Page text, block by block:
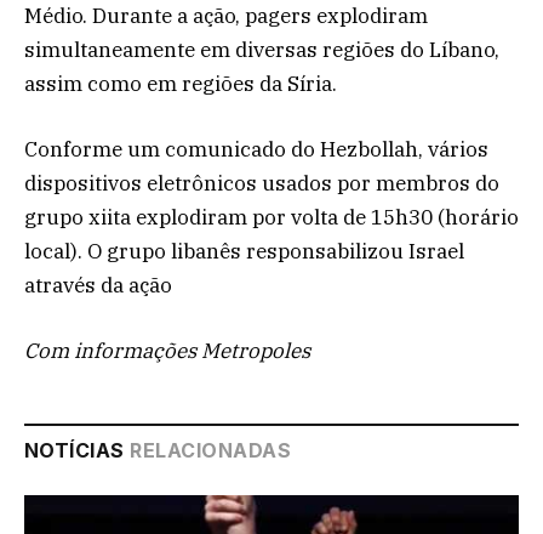
Médio. Durante a ação, pagers explodiram
simultaneamente em diversas regiões do Líbano,
assim como em regiões da Síria.
Conforme um comunicado do Hezbollah, vários
dispositivos eletrônicos usados por membros do
grupo xiita explodiram por volta de 15h30 (horário
local). O grupo libanês responsabilizou Israel
através da ação
Com informações Metropoles
NOTÍCIAS RELACIONADAS